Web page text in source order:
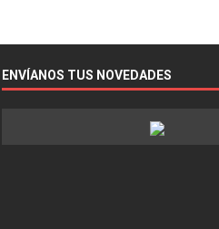
ENVÍANOS TUS NOVEDADES